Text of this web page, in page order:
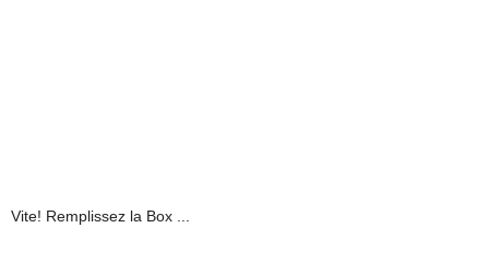
Vite! Remplissez la Box ...